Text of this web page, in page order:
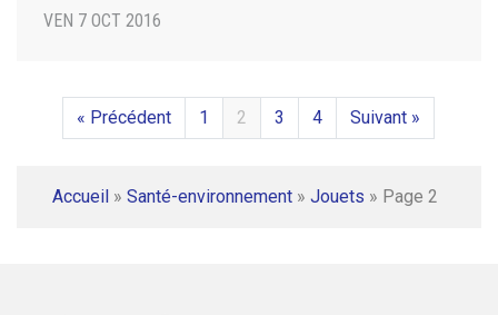
VEN 7 OCT 2016
« Précédent 1 2 3 4 Suivant »
Accueil » Santé-environnement » Jouets » Page 2